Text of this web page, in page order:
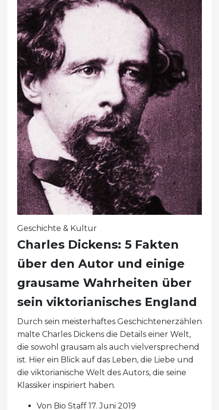
Geschichte & Kultur
Charles Dickens: 5 Fakten
über den Autor und einige
grausame Wahrheiten über
sein viktorianisches England
Durch sein meisterhaftes Geschichtenerzählen
malte Charles Dickens die Details einer Welt,
die sowohl grausam als auch vielversprechend
ist. Hier ein Blick auf das Leben, die Liebe und
die viktorianische Welt des Autors, die seine
Klassiker inspiriert haben.
Von Bio Staff 17. Juni 2019